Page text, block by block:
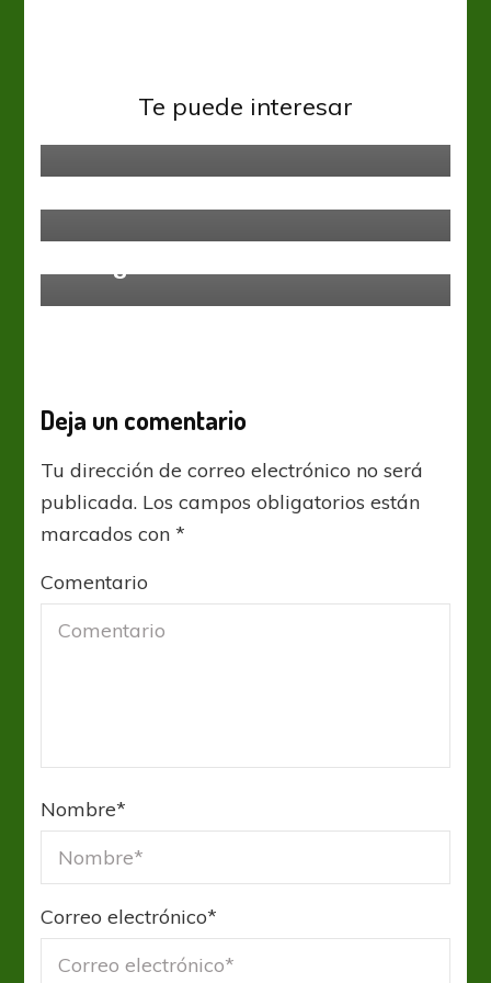
Te puede interesar
Primera Nacional
La Cuarta, en el Tres de Febrero
Deja un comentario
Tu dirección de correo electrónico no será
publicada. Los campos obligatorios están
marcados con*
Comentario
Nombre*
Correo electrónico*